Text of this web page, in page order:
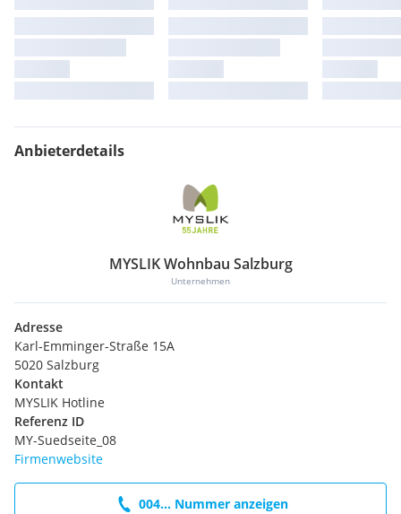
Anbieterdetails
MYSLIK Wohnbau Salzburg
Unternehmen
Adresse
Karl-Emminger-Straße 15A
5020 Salzburg
Kontakt
MYSLIK Hotline
Referenz ID
MY-Suedseite_08
Firmenwebsite
004... Nummer anzeigen